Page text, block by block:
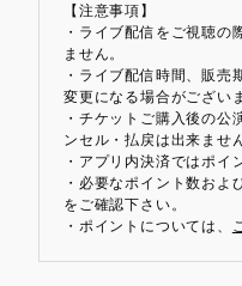
【注意事項】
・ライブ配信をご視聴の
ません。
・ライブ配信時間、販売
変更になる場合がござい
・チケットご購入後の公
ンセル・払戻は出来ませ
・アプリ内決済ではポイ
・必要なポイント数およ
をご確認下さい。
・ポイントについては、